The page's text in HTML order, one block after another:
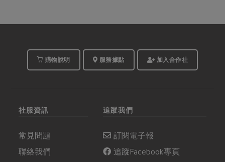
購物說明 服務據點 加入合作社
社服資訊
常見問題
聯絡我們
追蹤我們
訂閱電子報
追蹤Facebook專頁